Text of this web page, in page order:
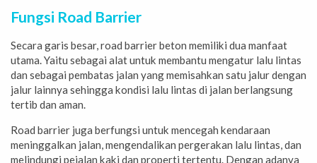
Fungsi Road Barrier
Secara garis besar, road barrier beton memiliki dua manfaat
utama. Yaitu sebagai alat untuk membantu mengatur lalu lintas
dan sebagai pembatas jalan yang memisahkan satu jalur dengan
jalur lainnya sehingga kondisi lalu lintas di jalan berlangsung
tertib dan aman.
Road barrier juga berfungsi untuk mencegah kendaraan
meninggalkan jalan, mengendalikan pergerakan lalu lintas, dan
melindungi pejalan kaki dan properti tertentu. Dengan adanya